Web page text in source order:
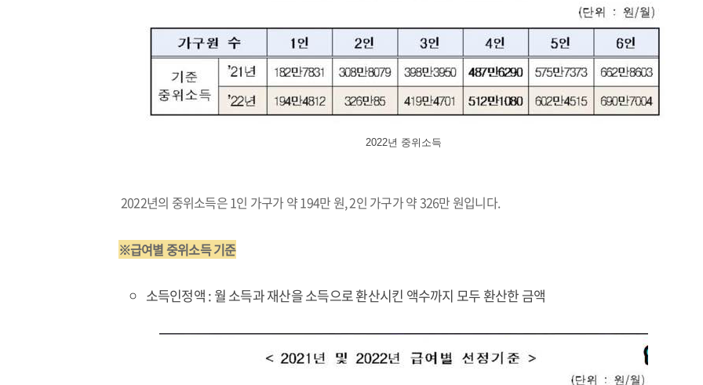
2022년 중위소득
2022년의 중위소득은 1인 가구가 약 194만 원, 2인 가구가 약 326만 원입니다.
※급여별 중위소득 기준
소득인정액 : 월 소득과 재산을 소득으로 환산시킨 액수까지 모두 환산한 금액